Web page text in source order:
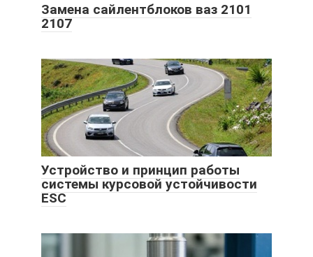
Замена сайлентблоков ваз 2101
2107
Устройство и принцип работы
системы курсовой устойчивости
ESC